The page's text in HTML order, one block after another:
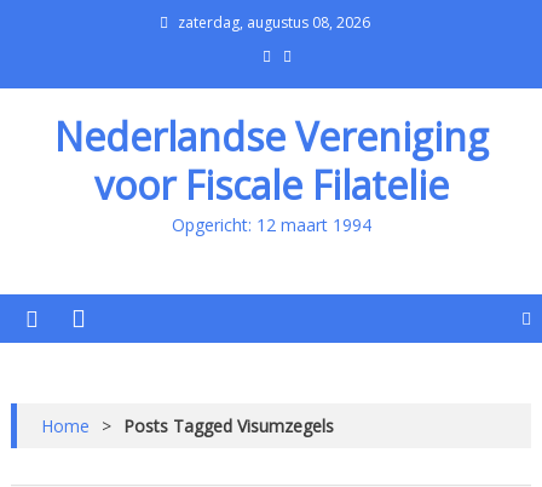
zaterdag, augustus 08, 2026
Nederlandse Vereniging
voor Fiscale Filatelie
Opgericht: 12 maart 1994
Home > Posts Tagged Visumzegels